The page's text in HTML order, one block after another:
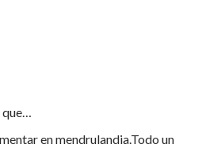
que…
en mendrulandia.Todo un